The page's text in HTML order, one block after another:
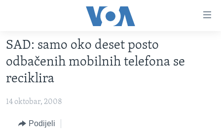
glavni
sadržaj
na
glavnu
VIDEO
VIJESTI
SJEDINJENE AMERIČKE DRŽAVE
NAUKA I TEHNOLOGIJA
SAD: samo oko deset posto
odbačenih mobilnih telefona se
reciklira
14 oktobar, 2008
Podijeli